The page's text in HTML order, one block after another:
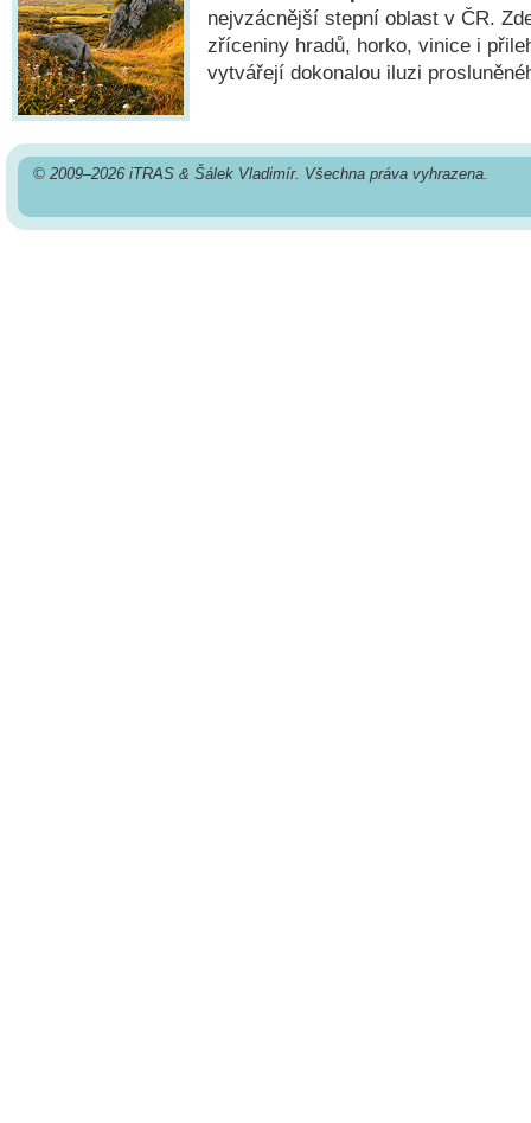
nejvzácnější stepní oblast v ČR.
zříceniny hradů, horko, vinice i
vytvářejí dokonalou iluzi
© 2009–2026 iTRAS & Šálek Vladimír. Všechna práva vyhrazena.